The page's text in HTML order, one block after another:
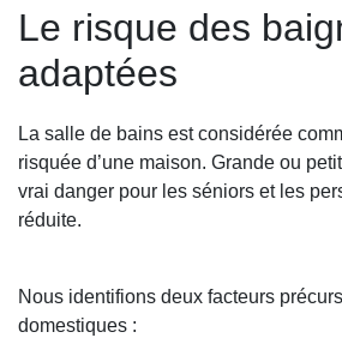
Le risque des
adaptées
La salle de bains est considérée
risquée d’une maison. Grande ou
vrai danger pour les séniors et les
réduite.
Nous identifions deux facteurs
domestiques :